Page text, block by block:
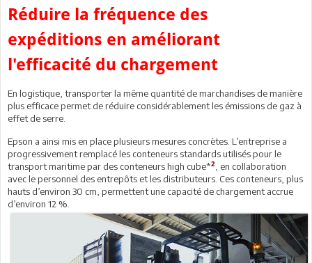
Réduire la fréquence des
expéditions en améliorant
l'efficacité du chargement
En logistique, transporter la même quantité de marchandises de manière
plus efficace permet de réduire considérablement les émissions de gaz à
effet de serre.
Epson a ainsi mis en place plusieurs mesures concrètes. L’entreprise a
progressivement remplacé les conteneurs standards utilisés pour le
transport maritime par des conteneurs high cube*2
, en collaboration
avec le personnel des entrepôts et les distributeurs. Ces conteneurs, plus
hauts d’environ 30 cm, permettent une capacité de chargement accrue
d’environ 12 %.